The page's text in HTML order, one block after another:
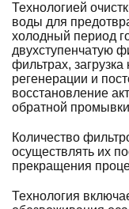
Технологией
воды для
холодный период
двухступенчатую
фильтрах,
регенерации и
восстановление
обратной
Количество
осуществлять их
прекращения
Технология